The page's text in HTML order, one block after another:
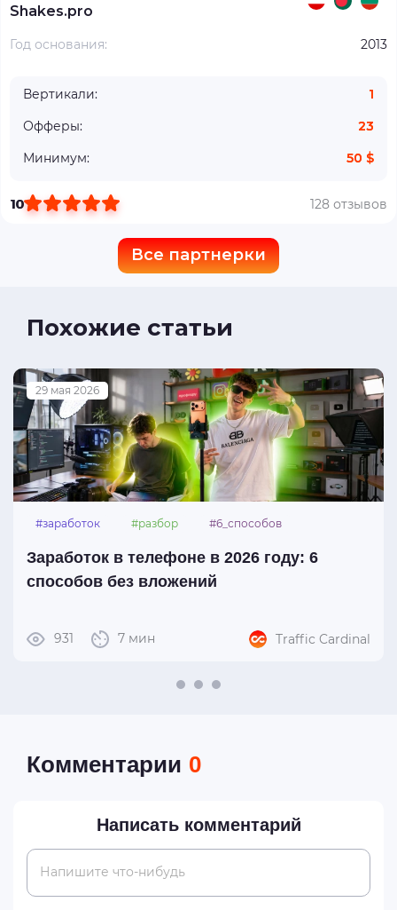
Shakes.pro
Год основания: 2013
Вертикали:
1
Офферы:
23
Минимум:
50 $
10 128 отзывов
Все партнерки
Похожие статьи
29 мая 2026
#заработок #разбор #6_способов
Заработок в телефоне в 2026 году: 6
способов без вложений
931 7 мин Traffic Cardinal
Комментарии 0
Написать комментарий
Напишите что-нибудь